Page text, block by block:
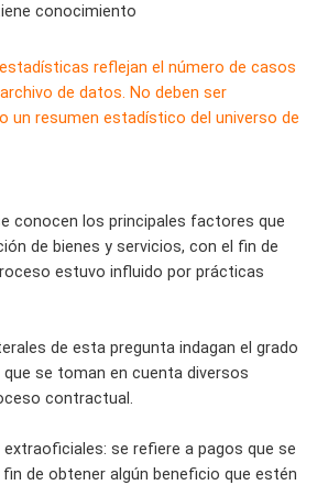
conocimiento
reflejan el número de casos
de datos. No deben ser
un resumen estadístico del universo de
conocen los principales factores que
de bienes y servicios, con el fin de
estuvo influido por prácticas
de esta pregunta indagan el grado
se toman en cuenta diversos
contractual.
extraoficiales: se refiere a pagos que se
de obtener algún beneficio que estén